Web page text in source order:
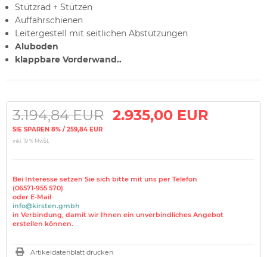
Stützrad + Stützen
Auffahrschienen
Leitergestell mit seitlichen Abstützungen
Aluboden
klappbare Vorderwand..
3.194,84 EUR 2.935,00 EUR
SIE SPAREN 8% / 259,84 EUR
inkl. 19 % MwSt.
Bei Interesse setzen Sie sich bitte mit uns per Telefon
(06571-955 570)
oder E-Mail
info@kirsten.gmbh
in Verbindung, damit wir Ihnen ein unverbindliches Angebot
erstellen können.
Artikeldatenblatt drucken